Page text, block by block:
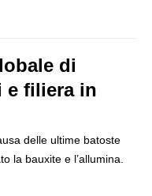
di
e filiera in
delle ultime batoste
la bauxite e l’allumina.